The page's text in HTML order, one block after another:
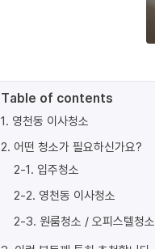
Table of contents
1. 영천동 이사청소
2. 어떤 청소가 필요하신가요?
2-1. 입주청소
2-2. 영천동 이사청소
2-3. 원룸청소 / 오피스텔청소